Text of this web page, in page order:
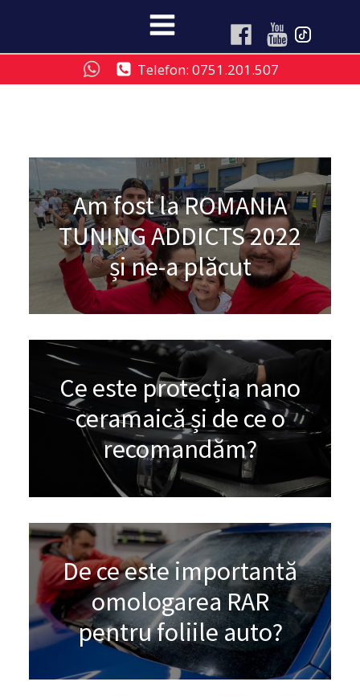
Telefon: 0751.201.507
Am fost la ROMANIA
TUNING ADDICTS 2022
și ne-a plăcut
Ce este protecția nano
ceramaică și de ce o
recomandăm?
De ce este importantă
omologarea RAR
pentru foliile auto?